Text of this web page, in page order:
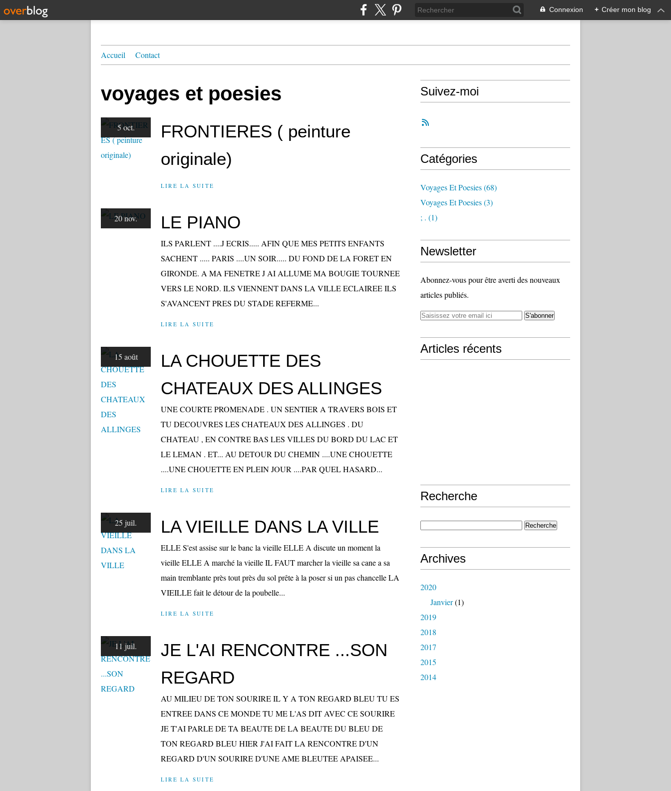
Connexion + Créer mon blog
Accueil Contact
voyages et poesies
5 oct.
FRONTIERES ( peinture
originale)
LIRE LA SUITE
20 nov. LE PIANO
ILS PARLENT ....J ECRIS..... AFIN QUE MES PETITS ENFANTS
SACHENT ..... PARIS ....UN SOIR..... DU FOND DE LA FORET EN
GIRONDE. A MA FENETRE J AI ALLUME MA BOUGIE TOURNEE
VERS LE NORD. ILS VIENNENT DANS LA VILLE ECLAIREE ILS
S'AVANCENT PRES DU STADE REFERME...
LIRE LA SUITE
15 août
LA CHOUETTE DES
CHATEAUX DES ALLINGES
UNE COURTE PROMENADE . UN SENTIER A TRAVERS BOIS ET
TU DECOUVRES LES CHATEAUX DES ALLINGES . DU
CHATEAU , EN CONTRE BAS LES VILLES DU BORD DU LAC ET
LE LEMAN . ET... AU DETOUR DU CHEMIN ....UNE CHOUETTE
....UNE CHOUETTE EN PLEIN JOUR ....PAR QUEL HASARD...
LIRE LA SUITE
25 juil. LA VIEILLE DANS LA VILLE
ELLE S'est assise sur le banc la vieille ELLE A discute un moment la
vieille ELLE A marché la vieille IL FAUT marcher la vieille sa cane a sa
main tremblante près tout près du sol prête à la poser si un pas chancelle LA
VIEILLE fait le détour de la poubelle...
LIRE LA SUITE
11 juil.
JE L'AI RENCONTRE ...SON
REGARD
AU MILIEU DE TON SOURIRE IL Y A TON REGARD BLEU TU ES
ENTREE DANS CE MONDE TU ME L'AS DIT AVEC CE SOURIRE
JE T'AI PARLE DE TA BEAUTE DE LA BEAUTE DU BLEU DE
TON REGARD BLEU HIER J'AI FAIT LA RENCONTRE D'UN
REGARD D'UN SOURIRE D'UNE AME BLEUTEE APAISEE...
LIRE LA SUITE
Suivez-moi
Catégories
Voyages Et Poesies(68)
Voyages Et Poesies(3)
; . (1)
Newsletter
Abonnez-vous pour être averti des nouveaux
articles publiés.
Articles récents
Recherche
Archives
2020
Janvier(1)
2019
2018
2017
2015
2014